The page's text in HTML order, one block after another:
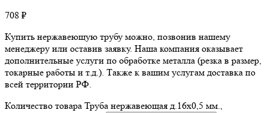
708 ₽
Купить нержавеющую трубу можно, позвонив нашему
менеджеру или оставив заявку. Наша компания оказывает
дополнительные услуги по обработке металла (резка в размер,
токарные работы и т.д.). Также к вашим услугам доставка по
всей территории РФ.
Количество товара Труба нержавеющая д.16x0,5 мм.,